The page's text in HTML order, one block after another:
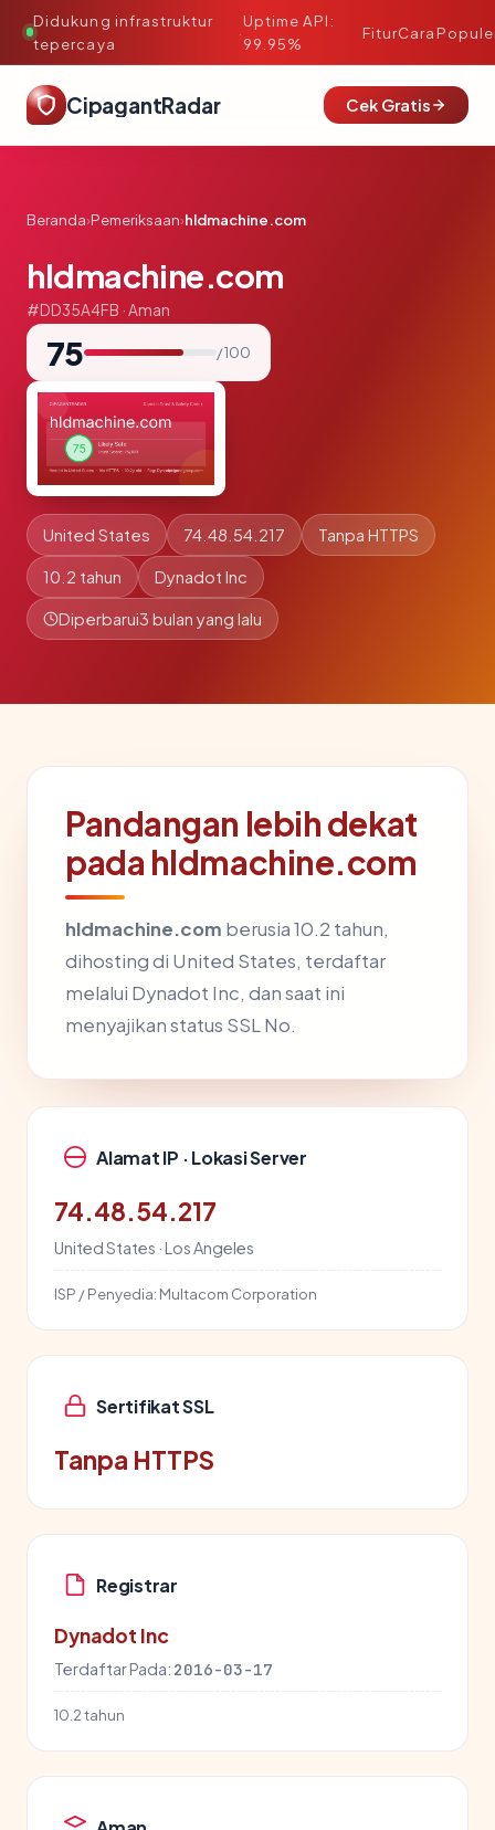
Didukung infrastruktur
tepercaya
·
Uptime API:
99.95%
FiturCara
CipagantRadar Cek Gratis
Beranda›Pemeriksaan›hldmachine.com
hldmachine.com
#DD35A4FB · Aman
75 / 100
United States 74.48.54.217 Tanpa HTTPS
10.2 tahun Dynadot Inc
Diperbarui3 bulan yang lalu
Pandangan lebih dekat
pada hldmachine.com
hldmachine.com berusia 10.2 tahun,
dihosting di United States, terdaftar
melalui Dynadot Inc, dan saat ini
menyajikan status SSL No.
Alamat IP · Lokasi Server
74.48.54.217
United States · Los Angeles
ISP / Penyedia: Multacom Corporation
Sertifikat SSL
Tanpa HTTPS
Registrar
Dynadot Inc
Terdaftar Pada: 2016-03-17
10.2 tahun